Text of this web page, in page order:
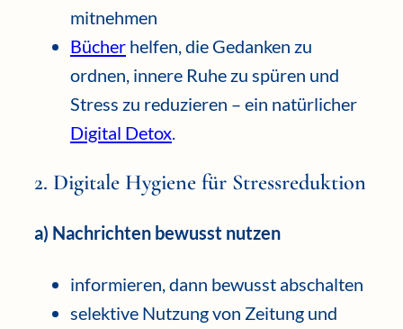
mitnehmen
Bücher helfen, die Gedanken zu
ordnen, innere Ruhe zu spüren und
Stress zu reduzieren – ein natürlicher
Digital Detox.
2. Digitale Hygiene für Stressreduktion
a) Nachrichten bewusst nutzen
informieren, dann bewusst abschalten
selektive Nutzung von Zeitung und